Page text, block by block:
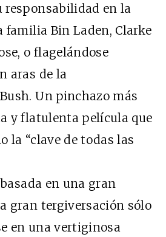
responsabilidad en la
familia Bin Laden, Clarke
o flagelándose
aras de la
Un pinchazo más
y flatulenta película que
la “clave de todas las
en una gran
gran tergiversación sólo
en una vertiginosa